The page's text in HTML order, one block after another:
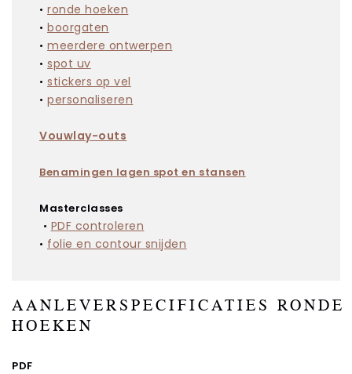
Visitekaartjes
Visitekaartjes met folie
Visitekaartjes met spot-uv
Stickers
Stickers met folie
Posters met folie
Stanskaarten (ook 3D)
Stanskaarten met folie
MEER INFORMATIE
Foliedruk
•ronde hoeken
•boorgaten
•meerdere ontwerpen
•spot uv
•stickers op vel
•personaliseren
Vouwlay-outs
Benamingen lagen spot en stansen
Masterclasses
• PDF controleren
• folie en contour snijden
AANLEVERSPECIFICATIES RONDE
HOEKEN
PDF